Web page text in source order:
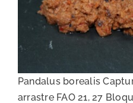
Pasta de
Pandalus borealis
arrastre FAO 21, 27